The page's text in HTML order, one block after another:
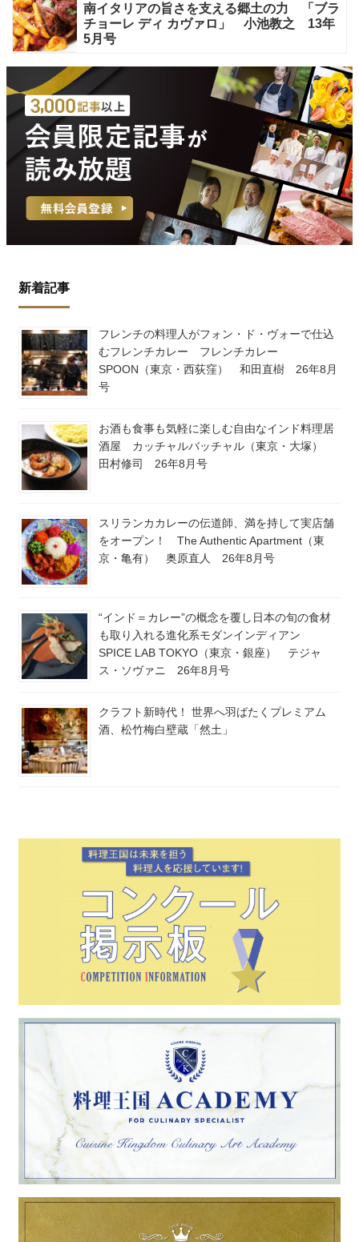
南イタリアの旨さを支える郷土の力 「ブラ
チョーレ ディ カヴァロ」 小池教之 13年
5月号
新着記事
フレンチの料理人がフォン・ド・ヴォーで仕込
むフレンチカレー フレンチカレー
SPOON（東京・西荻窪） 和田直樹 26年8月
号
お酒も食事も気軽に楽しむ自由なインド料理居
酒屋 カッチャルバッチャル（東京・大塚）
田村修司 26年8月号
スリランカカレーの伝道師、満を持して実店舗
をオープン！ The Authentic Apartment（東
京・亀有） 奥原直人 26年8月号
“インド＝カレー”の概念を覆し日本の旬の食材
も取り入れる進化系モダンインディアン
SPICE LAB TOKYO（東京・銀座） テジャ
ス・ソヴァニ 26年8月号
クラフト新時代！ 世界へ羽ばたくプレミアム
酒、松竹梅白壁蔵「然土」